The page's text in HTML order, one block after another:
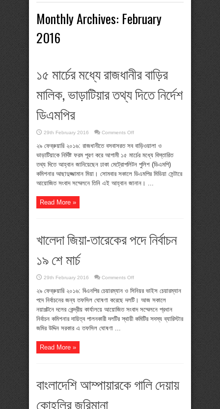
Monthly Archives: February
2016
১৫ মার্চের মধ্যে রাজধানীর বাড়ির
মালিক, ভাড়াটিয়ার তথ্য দিতে নির্দেশ
ডিএমপির
29th February 2016 Comments Offon
মার্চের
মধ্যে
রাজধানীর
মালিক,
ভাড়াটিয়ার
দিতে
২৯ ফেব্রুয়ারি ২০১৬: রাজধানীতে বসবাসরত সব বাড়িওয়ালা ও
ভাড়াটিয়াকে নির্দিষ্ট ফরম পূরণ করে আগামী ১৫ মার্চের মধ্যে বিস্তারিত
তথ্য দিতে আহ্বান জানিয়েছেন ঢাকা মেট্রোপলিটন পুলিশ (ডিএমপি)
কমিশনার আছাদুজ্জামান মিয়া। সোমবার সকালে ডিএমপির মিডিয়া সেন্টারে
আয়োজিত সংবাদ সম্মেলনে তিনি এই আহ্বান জানান। ...
Read More »
খালেদা জিয়া-তারেকের পদে নির্বাচন
১৯ শে মার্চ
29th February 2016 Comments Offon
জিয়া-
তারেকের
পদে
১৯
শে
২৯ ফেব্রুয়ারি ২০১৬: বিএনপির চেয়ারম্যান ও সিনিয়র ভাইস চেয়ারম্যান
পদে নির্বাচনের জন্য তফসিল ঘোষণা করেছে দলটি। আজ সকালে
নয়াপল্টনে দলের কেন্দ্রীয় কার্যালয়ে আয়োজিত সংবাদ সম্মেলনে প্রধান
নির্বাচন কমিশনার দায়িত্ব পালনকারী দলটির স্থায়ী কমিটির সদস্য ব্যারিস্টার
জমির উদ্দিন সরকার এ তফসিল ঘোষণা ...
Read More »
বাংলাদেশি আম্পায়ারকে গালি দেয়ায়
কোহলির জরিমানা